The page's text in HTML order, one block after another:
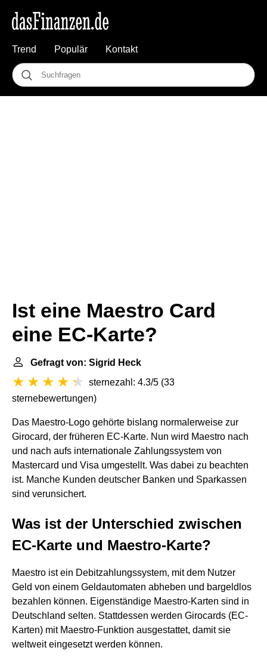
Trend Populär Kontakt
Ist eine Maestro Card
eine EC-Karte?
Gefragt von: Sigrid Heck
sternezahl: 4.3/5 (33
sternebewertungen)
Das Maestro-Logo gehörte bislang normalerweise zur
Girocard, der früheren EC-Karte. Nun wird Maestro nach
und nach aufs internationale Zahlungssystem von
Mastercard und Visa umgestellt. Was dabei zu beachten
ist. Manche Kunden deutscher Banken und Sparkassen
sind verunsichert.
Was ist der Unterschied zwischen
EC-Karte und Maestro-Karte?
Maestro ist ein Debitzahlungssystem, mit dem Nutzer
Geld von einem Geldautomaten abheben und bargeldlos
bezahlen können. Eigenständige Maestro-Karten sind in
Deutschland selten. Stattdessen werden Girocards (EC-
Karten) mit Maestro-Funktion ausgestattet, damit sie
weltweit eingesetzt werden können.